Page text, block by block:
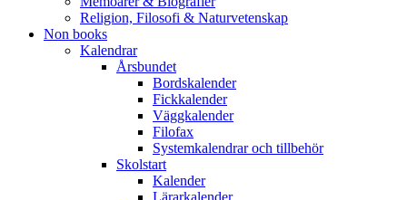
Religion, Filosofi & Naturvetenskap
Non books
Kalendrar
Årsbundet
Bordskalender
Fickkalender
Väggkalender
Filofax
Systemkalendrar och tillbehör
Skolstart
Kalender
Lärarkalender